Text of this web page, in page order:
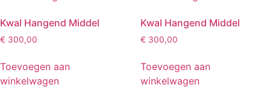
Kwal Hangend Middel
€ 300,00
Toevoegen aan
winkelwagen
Kwal Hangend Middel
€ 300,00
Toevoegen aan
winkelwagen